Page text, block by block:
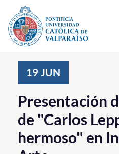
Click acá para ir directamente al
Investigación, Creación e
PUCV Internacional
Vinculación con el Medio
19 JUN
Presentación
de "Carlos
hermoso" en